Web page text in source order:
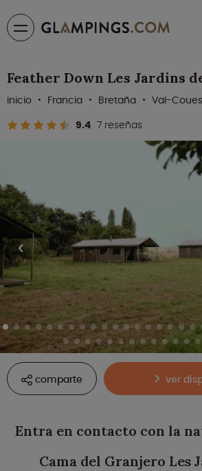
Feather Down Les Jardins
9.4 7 reseñas
inicio Francia Bretaña Val-
comparte ver
Entra en contacto con la
Cama del Granjero Les